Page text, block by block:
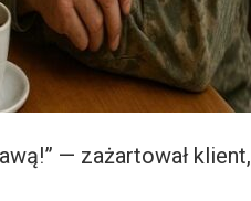
— zażartował klient,